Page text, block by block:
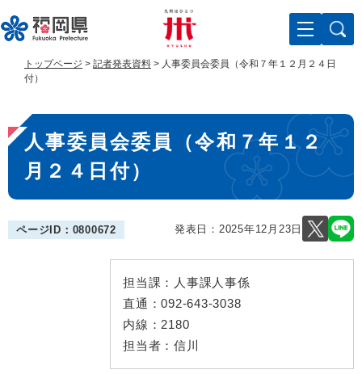
ー
ジ
す
。
ニ
ュ
し
て
へ
トップページ > 記者発表資料 > 人事委員会委員（令和７年１２月２４日
付）
本
文
人事委員会委員（令和７年１２
月２４日付）
ページID：0800672 発表日： 2025年12月23日
担当課： 人事課人事係
直通：092-643-3038
内線： 2180
担当者： 信川